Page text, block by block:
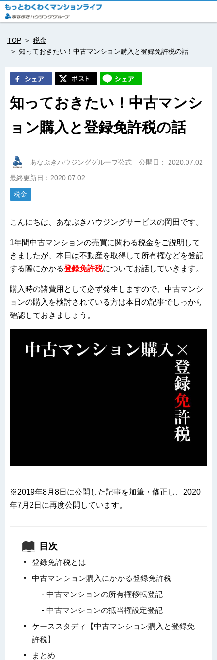
TOP
税金
知っておきたい！中古マンション購入と登録免許税の話
知っておきたい！中古マンシ
ョン購入と登録免許税の話
あなぶきハウジンググループ公式 公開日： 2020.07.02
最終更新日：2020.07.02
税金
こんにちは、あなぶきハウジングサービスの岡田です。
1年間中古マンションの売買に関わる税金をご説明して
きましたが、本日は不動産を取得して所有権などを登記
する際にかかる登録免許税についてお話していきます。
購入時の諸費用として必ず発生しますので、中古マンシ
ョンの購入を検討されている方は本日の記事でしっかり
確認しておきましょう。
※2019年8月8日に公開した記事を加筆・修正し、2020
年7月2日に再度公開しています。
目次
登録免許税とは
中古マンション購入にかかる登録免許税
中古マンションの所有権移転登記
中古マンションの抵当権設定登記
ケーススタディ【中古マンション購入と登録免
許税】
まとめ